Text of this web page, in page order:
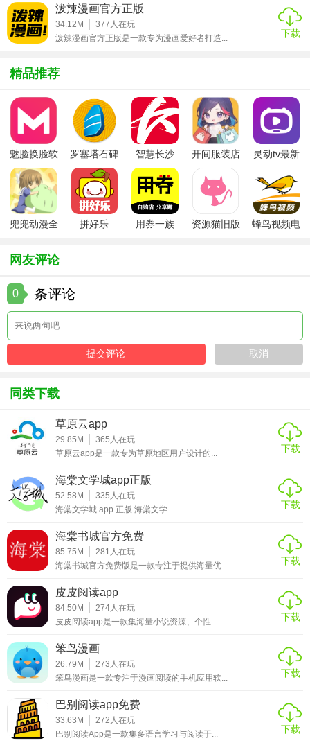
2. 动漫视频：涵盖各类动漫作品，包括日本动画、国产动画
等，满足不同用户的观看需求。
3. 漫画阅读：提供丰富的漫画资源，包括日本漫画、国内漫
4. 社区交流：设有专门的社区板块，用户可以在此发表观
点、分享心得、参与讨论等。
【囧次元免费版app 玩法】
1. 浏览资讯：用户可以在软件内浏览各种二次元资讯，了解
最新的动态和活动。
2. 观看动漫：用户可以在软件内观看各类动漫视频，支持在
在线阅读和下载阅读。
4. 社区互动：用户可以在社区板块发表观点、参与讨论、结
识新朋友等。
【囧次元免费版app 测评】
囧次元免费版app凭借其海量的内容、实时更新的特点、高清
的喜爱。同时，软件还提供了个性化的推荐服务，使得用户
体验更加便捷和高效。总的来说，囧次元免费版app是一款值
泼辣漫画官方正版
34.12M 377 人在玩
泼辣漫画官方正版是一款专为漫画爱好者打造...
下载
精品推荐
魅脸换脸软
件
罗塞塔石碑
安卓版
智慧长沙
app
开间服装店
灵动tv最新
兜兜动漫全
拼好乐 用券一族 资源猫旧版
蜂鸟视频电
网友评论
0 条评论
同类下载
草原云app
29.85M 365 人在玩
草原云app是一款专为草原地区用户设计的...
下载
海棠文学城app正版
52.58M 335 人在玩
海棠文学城 app 正版 海棠文学...
下载
海棠书城官方免费
85.75M 281 人在玩
海棠书城官方免费版是一款专注于提供海量优...
下载
皮皮阅读app
84.50M 274 人在玩
皮皮阅读app是一款集海量小说资源、个性...
下载
笨鸟漫画
26.79M 273 人在玩
笨鸟漫画是一款专注于漫画阅读的手机应用软...
下载
巴别阅读app免费
33.63M 272 人在玩
巴别阅读App是一款集多语言学习与阅读于...
下载